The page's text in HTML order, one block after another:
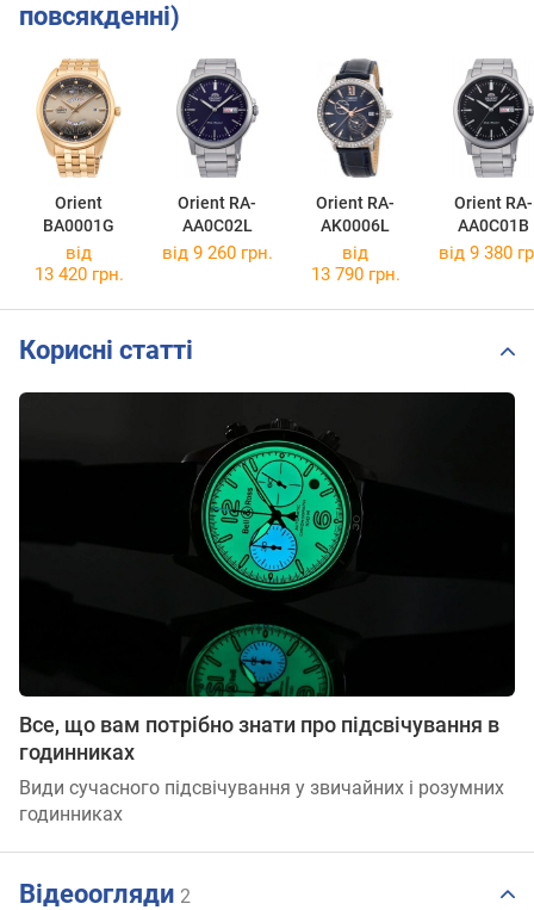
повсякденні)
Orient
BA0001G
Orient RA-
AA0C02L
Orient RA-
AK0006L
Orient RA-
AA0C01B
від
13 420 грн.
від 9 260 грн.
від
13 790 грн.
від 9 380
Корисні статті
Все, що вам потрібно знати про підсвічування в
годинниках
Види сучасного підсвічування у звичайних і розумних
годинниках
Відеоогляди 2